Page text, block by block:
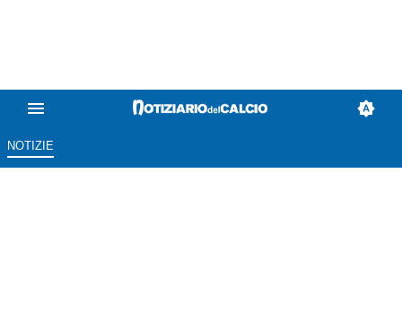
NOTIZIE